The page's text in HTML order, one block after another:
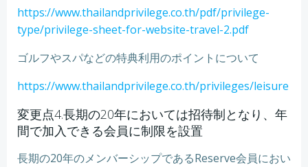
https://www.thailandprivilege.co.th/pdf/privilege-
type/privilege-sheet-for-website-travel-2.pdf
ゴルフやスパなどの特典利用のポイントについて
https://www.thailandprivilege.co.th/privileges/leisure
変更点4.長期の20年においては招待制となり、年
間で加入できる会員に制限を設置
長期の20年のメンバーシップであるReserve会員におい